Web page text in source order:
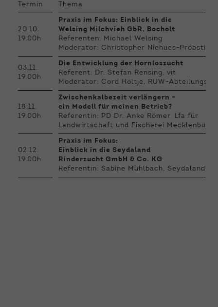
Termin Thema
20.10.
19.00h
Praxis im Fokus: Einblick in die
Welsing Milchvieh GbR, Bocholt
Referenten: Michael Welsing
Moderator: Christopher Niehues-Pröbsting
03.11.
19.00h
Die Entwicklung der Hornloszucht
Referent: Dr. Stefan Rensing, vit
Moderator: Cord Höltje, RUW-
18.11.
19.00h
Zwischenkalbezeit verlängern –
ein Modell für meinen Betrieb?
Referentin: PD Dr. Anke Römer, Lfa für
Landwirtschaft und Fischerei
02.12.
19.00h
Praxis im Fokus:
Einblick in die Seydaland
Rinderzucht GmbH & Co. KG
Referentin: Sabine Mühlbach, Seydaland
Name cookie_optin
Anbieter Qnetics
1 Jahr
Zweck Cookie Einstellungen speichern
Cookie-Informationen anzeigen
Externe Inhalte
Wir verwenden auf unserer Website externe
Inhalte, um Ihnen zusätzliche Informationen
anzubieten.